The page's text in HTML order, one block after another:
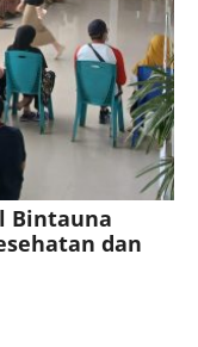
Bintauna
dan